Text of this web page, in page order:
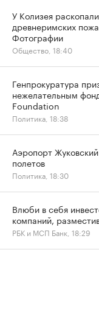
У Колизея
древнеримских
Фотографии
Общество, 18:40
Генпрокуратура
нежелательным
Foundation
Политика, 18:38
Аэропорт
полетов
Политика, 18:30
Влюби в себя
компаний,
РБК и МСП Банк, 18:29